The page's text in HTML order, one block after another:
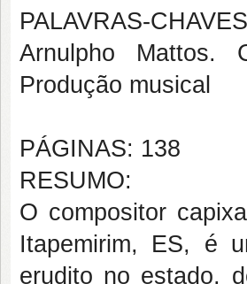
PALAVRAS-
Arnulpho Mattos.
Produção musical
PÁGINAS: 138
RESUMO:
O compositor
Itapemirim, ES, é
erudito no estado,